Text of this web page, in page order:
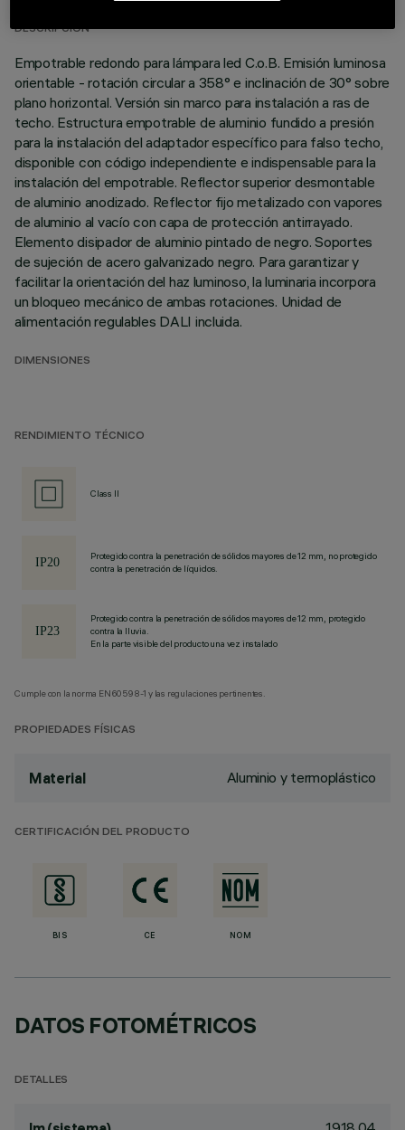
DESCRIPCIÓN
Empotrable redondo para lámpara led C.o.B. Emisión luminosa
orientable - rotación circular a 358° e inclinación de 30° sobre
plano horizontal. Versión sin marco para instalación a ras de
techo. Estructura empotrable de aluminio fundido a presión
para la instalación del adaptador específico para falso techo,
disponible con código independiente e indispensable para la
instalación del empotrable. Reflector superior desmontable
de aluminio anodizado. Reflector fijo metalizado con vapores
de aluminio al vacío con capa de protección antirrayado.
Elemento disipador de aluminio pintado de negro. Soportes
de sujeción de acero galvanizado negro. Para garantizar y
facilitar la orientación del haz luminoso, la luminaria incorpora
un bloqueo mecánico de ambas rotaciones. Unidad de
alimentación regulables DALI incluida.
DIMENSIONES
RENDIMIENTO TÉCNICO
Class II
Protegido contra la penetración de sólidos mayores de 12 mm, no protegido
contra la penetración de líquidos.
Protegido contra la penetración de sólidos mayores de 12 mm, protegido
contra la lluvia.
En la parte visible del producto una vez instalado
Cumple con la norma EN60598-1 y las regulaciones pertinentes.
PROPIEDADES FÍSICAS
Material Aluminio y termoplástico
CERTIFICACIÓN DEL PRODUCTO
BIS CE NOM
DATOS FOTOMÉTRICOS
DETALLES